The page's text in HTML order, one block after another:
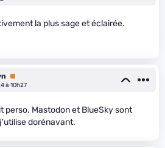
la plus sage et éclairée.
Premium
à 10h27
perso. Mastodon et BlueSky sont
dorénavant.